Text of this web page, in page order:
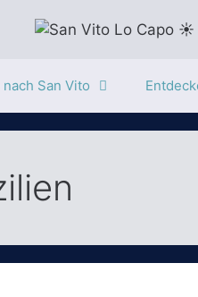
nach San Vito